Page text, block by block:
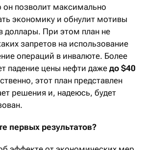
он позволит максимально
экономику и обнулит мотивы
доллары. При этом план не
запретов на использование
операций в инвалюте. Более
падение цены нефти даже до $40
этот план представлен
решения и, надеюсь, будет
первых результатов?